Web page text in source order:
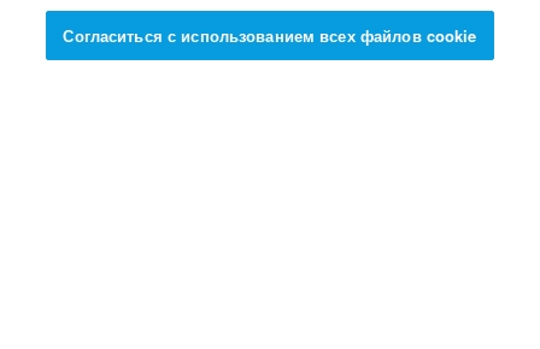
Согласиться с использованием всех файлов cookie